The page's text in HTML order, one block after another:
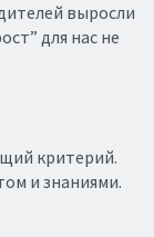
выросли
для нас не
критерий.
и знаниями.